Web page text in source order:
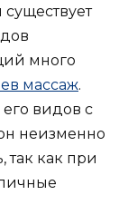
много
массаж.
видов с
неизменно
так как при